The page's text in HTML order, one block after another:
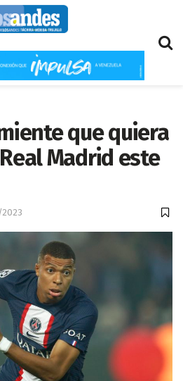
que quiera
Madrid este